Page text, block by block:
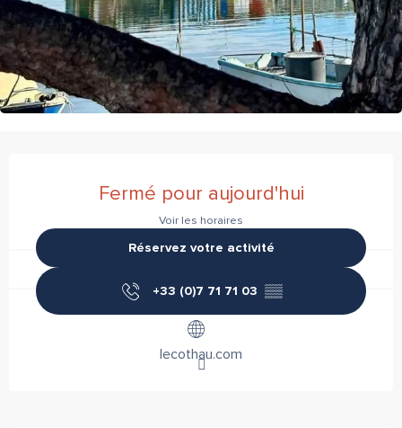
Ouverture et coordonnées
Fermé pour aujourd'hui
Voir les horaires
Réservez votre activité
+33 (0)7 71 71 03 ▒▒
lecothau.com